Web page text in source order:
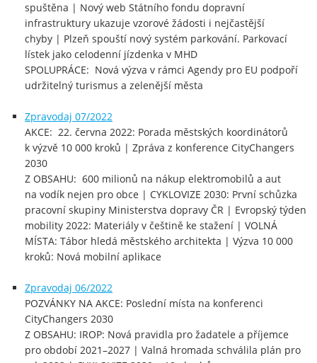
spuštěna | Nový web Státního fondu dopravní
infrastruktury ukazuje vzorové žádosti i nejčastější
chyby | Plzeň spouští nový systém parkování. Parkovací
lístek jako celodenní jízdenka v MHD
SPOLUPRÁCE: Nová výzva v rámci Agendy pro EU podpoří
udržitelný turismus a zelenější města
Zpravodaj 07/2022
AKCE: 22. června 2022: Porada městských koordinátorů
k výzvě 10 000 kroků | Zpráva z konference CityChangers
2030
Z OBSAHU: 600 milionů na nákup elektromobilů a aut
na vodík nejen pro obce | CYKLOVIZE 2030: První schůzka
pracovní skupiny Ministerstva dopravy ČR | Evropský týden
mobility 2022: Materiály v češtině ke stažení | VOLNÁ
MÍSTA: Tábor hledá městského architekta | Výzva 10 000
kroků: Nová mobilní aplikace
Zpravodaj 06/2022
POZVÁNKY NA AKCE: Poslední místa na konferenci
CityChangers 2030
Z OBSAHU: IROP: Nová pravidla pro žadatele a příjemce
pro období 2021–2027 | Valná hromada schválila plán pro